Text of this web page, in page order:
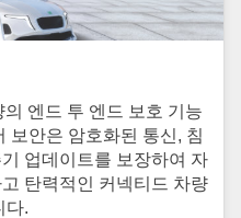
엔드 투 엔드 보호 기능
보안은 암호화된 통신, 침
업데이트를 보장하여 자
탄력적인 커넥티드 차량
다.